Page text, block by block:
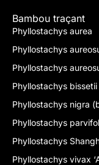
Bambou traçant
Phyllostachys aurea
Phyllostachys
Phyllostachys
Phyllostachys bissetii
Phyllostachys nigra
Phyllostachys
Phyllostachys
Phyllostachys vivax